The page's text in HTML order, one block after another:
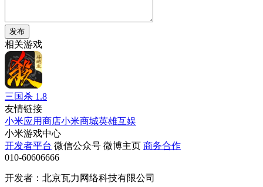
发布
相关游戏
三国杀 1.8
友情链接
小米应用商店小米商城英雄互娱
小米游戏中心
开发者平台 微信公众号 微博主页 商务合作
010-60606666
开发者：北京瓦力网络科技有限公司